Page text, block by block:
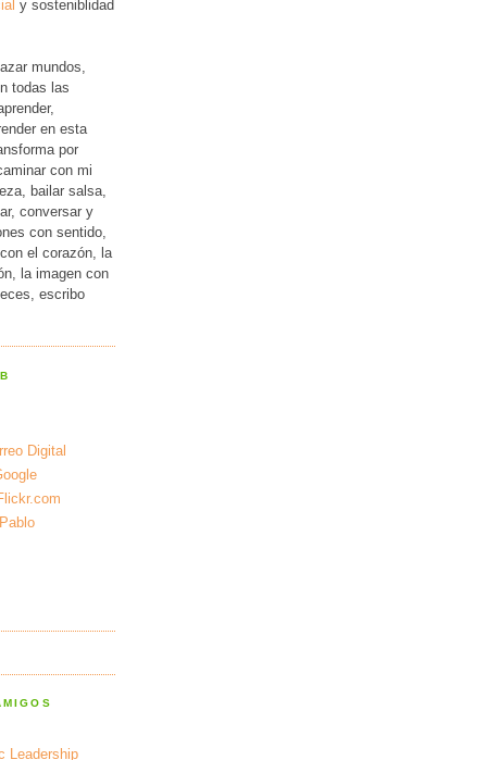
y sosteniblidad
mundos,
todas las
en esta
por
con mi
bailar salsa,
conversar y
con sentido,
el corazón, la
la imagen con
escribo
Digital
Leadership